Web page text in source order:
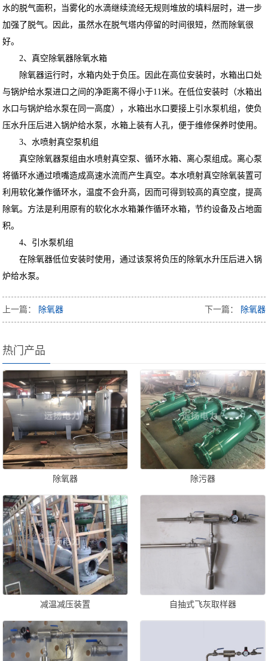
水的脱气面积，当雾化的水滴继续流经无规则堆放的填料层时，进一步
加强了脱气。因此，虽然水在脱气塔内停留的时间很短，然而除氧很
好。
2、真空除氧器除氧水箱
除氧器运行时，水箱内处于负压。因此在高位安装时，水箱出口处
与锅炉给水泵进口之间的净距离不得小于11米。在低位安装时（水箱出
水口与锅炉给水泵在同一高度），水箱出水口要接上引水泵机组，使负
压水升压后进入锅炉给水泵，水箱上装有人孔，便于维修保养时使用。
3、水喷射真空泵机组
真空除氧器泵组由水喷射真空泵、循环水箱、离心泵组成。离心泵
将循环水通过喷嘴造成高速水流而产生真空。本水喷射真空除氧装置可
利用软化兼作循环水，温度不会升高，因而可得到较高的真空度，提高
除氧。方法是利用原有的软化水水箱兼作循环水箱，节约设备及占地面
积。
4、引水泵机组
在除氧器低位安装时使用，通过该泵将负压的除氧水升压后进入锅
炉给水泵。
上一篇： 除氧器 下一篇： 除氧器
热门产品
除氧器 除污器
减温减压装置 自抽式飞灰取样器